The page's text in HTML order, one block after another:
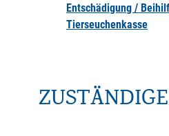
Entschädigung /
Tierseuchenkasse